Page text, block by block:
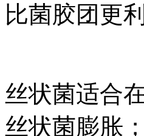
比菌胶团更
丝状菌适合
丝状菌膨胀；